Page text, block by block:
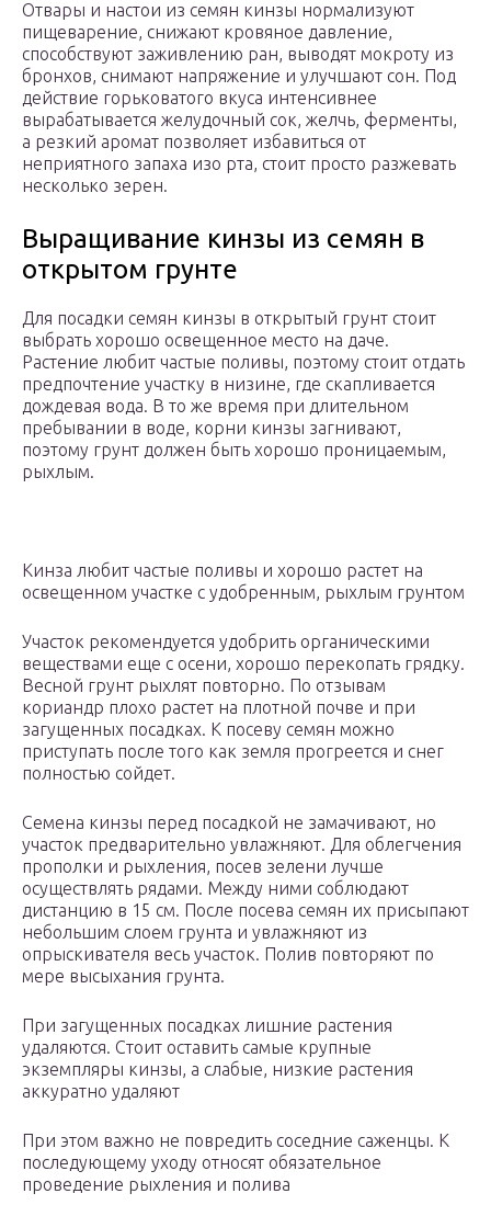
Отвары и настои из семян кинзы нормализуют
пищеварение, снижают кровяное давление,
способствуют заживлению ран, выводят мокроту из
бронхов, снимают напряжение и улучшают сон. Под
действие горьковатого вкуса интенсивнее
вырабатывается желудочный сок, желчь, ферменты,
а резкий аромат позволяет избавиться от
неприятного запаха изо рта, стоит просто разжевать
несколько зерен.
Выращивание кинзы из семян в
открытом грунте
Для посадки семян кинзы в открытый грунт стоит
выбрать хорошо освещенное место на даче.
Растение любит частые поливы, поэтому стоит отдать
предпочтение участку в низине, где скапливается
дождевая вода. В то же время при длительном
пребывании в воде, корни кинзы загнивают,
поэтому грунт должен быть хорошо проницаемым,
рыхлым.
Кинза любит частые поливы и хорошо растет на
освещенном участке с удобренным, рыхлым грунтом
Участок рекомендуется удобрить органическими
веществами еще с осени, хорошо перекопать грядку.
Весной грунт рыхлят повторно. По отзывам
кориандр плохо растет на плотной почве и при
загущенных посадках. К посеву семян можно
приступать после того как земля прогреется и снег
полностью сойдет.
Семена кинзы перед посадкой не замачивают, но
участок предварительно увлажняют. Для облегчения
прополки и рыхления, посев зелени лучше
осуществлять рядами. Между ними соблюдают
дистанцию в 15 см. После посева семян их присыпают
небольшим слоем грунта и увлажняют из
опрыскивателя весь участок. Полив повторяют по
мере высыхания грунта.
При загущенных посадках лишние растения
удаляются. Стоит оставить самые крупные
экземпляры кинзы, а слабые, низкие растения
аккуратно удаляют
При этом важно не повредить соседние саженцы. К
последующему уходу относят обязательное
проведение рыхления и полива